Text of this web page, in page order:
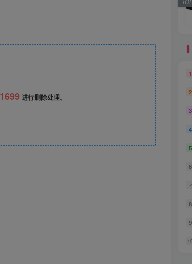
进行删除处理。
1
2
3
4
5
6
7
8
9